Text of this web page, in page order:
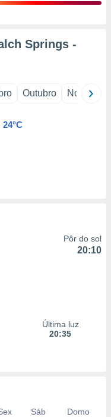
Springs -
Outubro Novembro
24°C
Pôr do sol
20:10
Última luz
20:35
Sáb
Domo